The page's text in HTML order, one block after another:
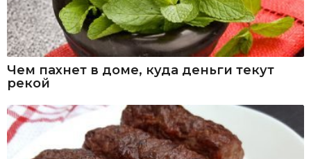
Чем пахнет в доме, куда деньги текут
рекой